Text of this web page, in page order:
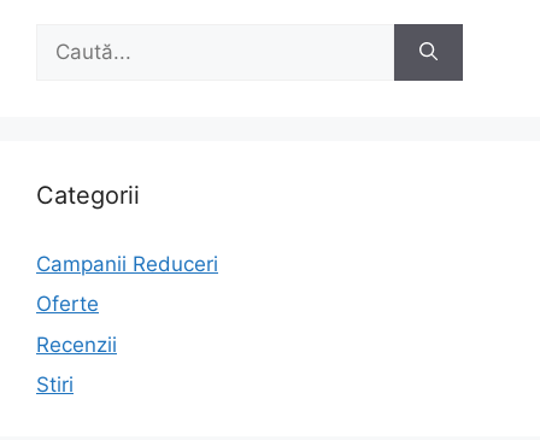
după:
Categorii
Campanii Reduceri
Oferte
Recenzii
Stiri